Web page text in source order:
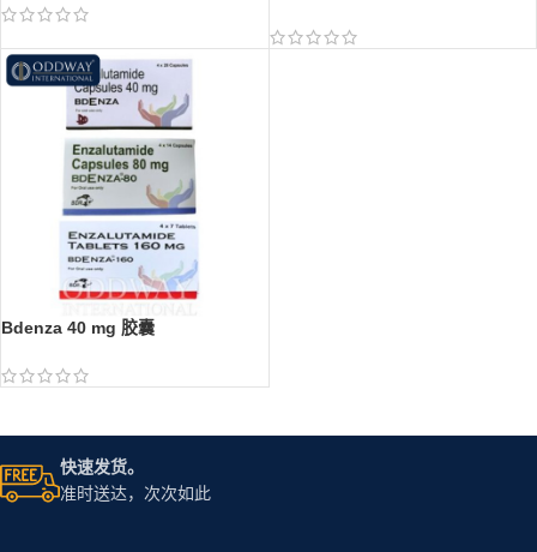
Bdenza 40 mg 胶囊
快速发货。
准时送达，次次如此